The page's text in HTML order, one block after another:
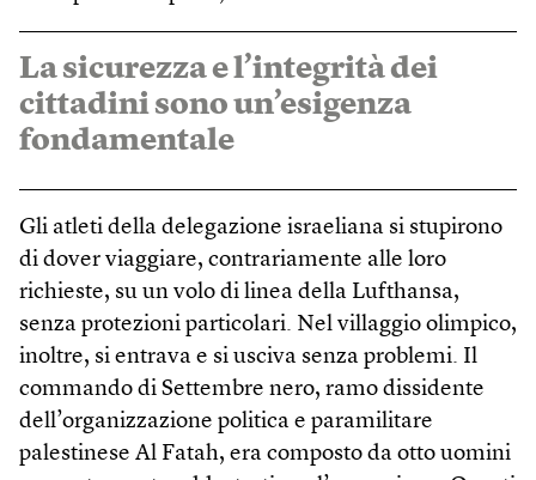
La sicurezza e l’integrità dei
cittadini sono un’esigenza
fondamentale
Gli atleti della delegazione israeliana si stupirono
di dover viaggiare, contrariamente alle loro
richieste, su un volo di linea della Lufthansa,
senza protezioni particolari. Nel villaggio olimpico,
inoltre, si entrava e si usciva senza problemi. Il
commando di Settembre nero, ramo dissidente
dell’organizzazione politica e paramilitare
palestinese Al Fatah, era composto da otto uomini